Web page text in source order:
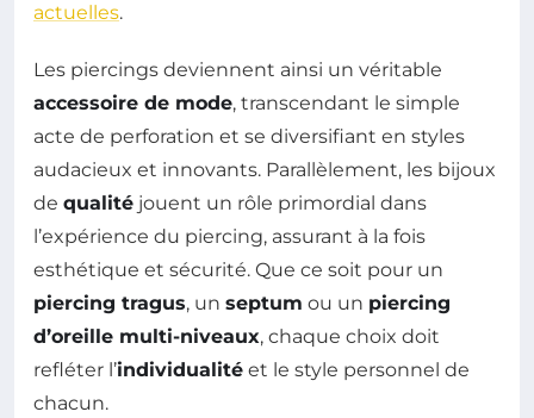
actuelles.
Les piercings deviennent ainsi un véritable
accessoire de mode, transcendant le simple
acte de perforation et se diversifiant en styles
audacieux et innovants. Parallèlement, les bijoux
de qualité jouent un rôle primordial dans
l’expérience du piercing, assurant à la fois
esthétique et sécurité. Que ce soit pour un
piercing tragus, un septum ou un piercing
d’oreille multi-niveaux, chaque choix doit
refléter l’individualité et le style personnel de
chacun.